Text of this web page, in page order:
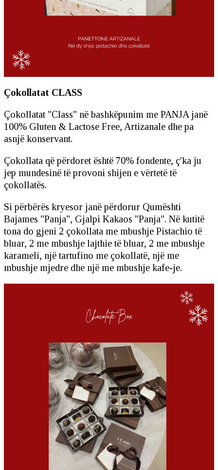
Çokollatat CLASS
Çokollatat "Class" në bashkëpunim me PANJA janë
100% Gluten & Lactose Free, Artizanale dhe pa
asnjë konservant.
Çokollata që përdoret është 70% fondente, ç'ka ju
jep mundesinë të provoni shijen e vërtetë të
çokollatës.
Si përbërës kryesor janë përdorur Qumështi
Bajames "Panja", Gjalpi Kakaos "Panja". Në kutitë
tona do gjeni 2 çokollata me mbushje Pistachio të
bluar, 2 me mbushje lajthie të bluar, 2 me mbushje
karameli, një tartufino me çokollatë, një me
mbushje mjedre dhe një me mbushje kafe-je.